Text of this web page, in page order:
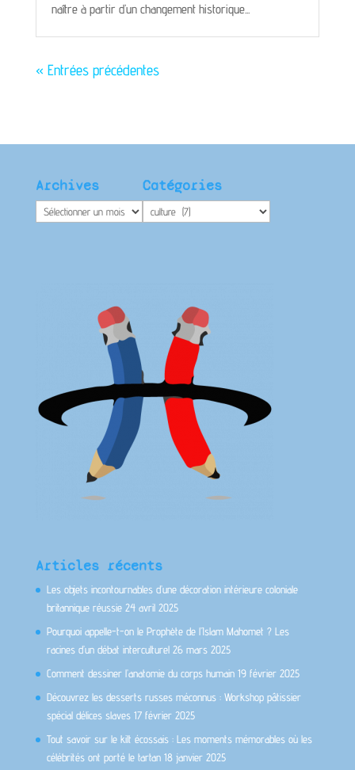
naître à partir d’un changement historique...
« Entrées précédentes
Archives
Archives
Catégories
Catégories
Articles récents
Les objets incontournables d’une décoration intérieure coloniale
britannique réussie 24 avril 2025
Pourquoi appelle-t-on le Prophète de l’Islam Mahomet ? Les
racines d’un débat interculturel 26 mars 2025
Comment dessiner l’anatomie du corps humain 19 février 2025
Découvrez les desserts russes méconnus : Workshop pâtissier
spécial délices slaves 17 février 2025
Tout savoir sur le kilt écossais : Les moments mémorables où les
célébrités ont porté le tartan 18 janvier 2025